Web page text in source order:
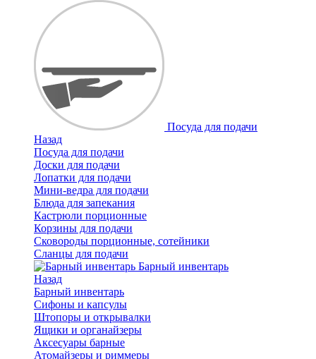
Посуда для подачи
Назад
Посуда для подачи
Доски для подачи
Лопатки для подачи
Мини-ведра для подачи
Блюда для запекания
Кастрюли порционные
Корзины для подачи
Сковороды порционные, сотейники
Сланцы для подачи
Барный инвентарь
Назад
Барный инвентарь
Сифоны и капсулы
Штопоры и открывалки
Ящики и органайзеры
Аксесуары барные
Атомайзеры и риммеры